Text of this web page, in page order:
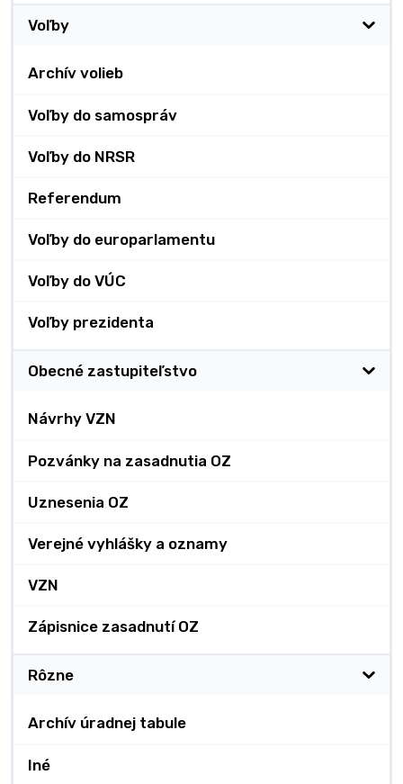
Voľby
Archív volieb
Voľby do samospráv
Voľby do NRSR
Referendum
Voľby do europarlamentu
Voľby do VÚC
Voľby prezidenta
Obecné zastupiteľstvo
Návrhy VZN
Pozvánky na zasadnutia OZ
Uznesenia OZ
Verejné vyhlášky a oznamy
VZN
Zápisnice zasadnutí OZ
Rôzne
Archív úradnej tabule
Iné